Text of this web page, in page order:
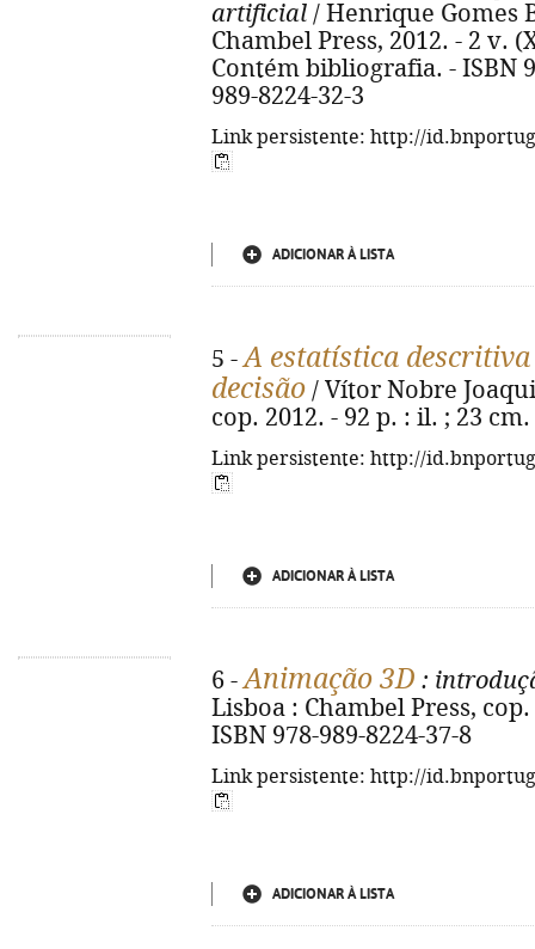
artificial / Henrique Gomes
Chambel Press, 2012. - 2 v.
Contém bibliografia. - ISBN
989-8224-32-3
Link persistente: http://
ADICIONAR À LISTA
5 -A estatística
decisão / Vítor Nobre
cop. 2012. - 92 p. : il. ; 23
Link persistente: http://
ADICIONAR À LISTA
6 -Animação 3D :
Lisboa : Chambel Press,
ISBN 978-989-8224-37-8
Link persistente: http://
ADICIONAR À LISTA